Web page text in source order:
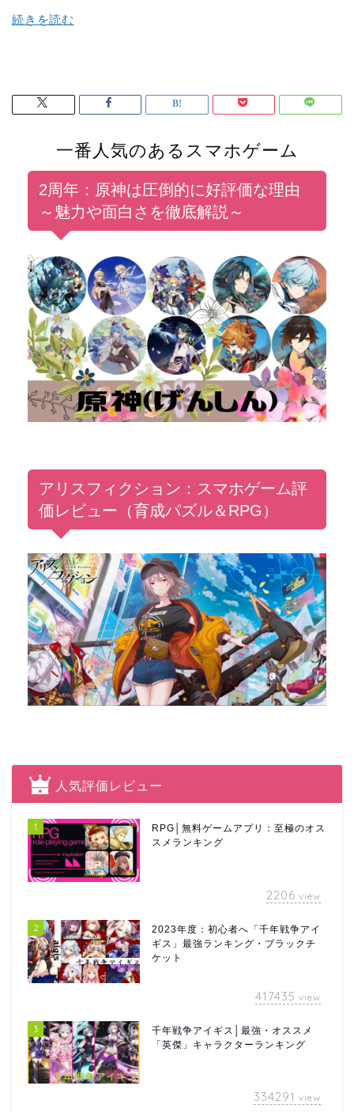
続きを読む
一番人気のあるスマホゲーム
2周年：原神は圧倒的に好評価な理由
～魅力や面白さを徹底解説～
アリスフィクション：スマホゲーム評
価レビュー（育成パズル＆RPG）
人気評価レビュー
1
RPG│無料ゲームアプリ：至極のオス
スメランキング
2206 view
2
2023年度：初心者へ「千年戦争アイ
ギス」最強ランキング・ブラックチ
ケット
417435 view
3
千年戦争アイギス│最強・オススメ
「英傑」キャラクターランキング
334291 view